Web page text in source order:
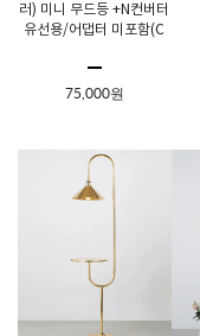
러) 미니 무드등 +N컨버터
유선용/어댑터 미포함(C
75,000원